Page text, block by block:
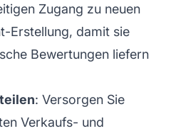
Zugang zu neuen
Erstellung, damit sie
Bewertungen liefern
: Versorgen Sie
Verkaufs- und